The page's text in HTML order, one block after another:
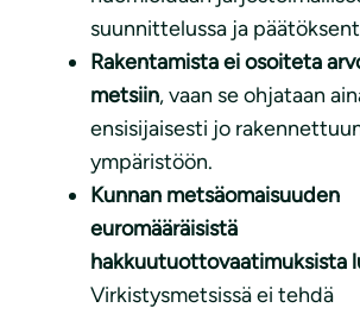
suunnittelussa ja
Rakentamista ei osoiteta
metsiin, vaan se ohjataan
ensisijaisesti jo
ympäristöön.
Kunnan metsäomaisuuden
euromääräisistä
hakkuutuottovaatimuksista
Virkistysmetsissä ei tehdä